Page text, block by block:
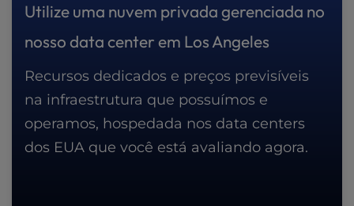
Utilize uma nuvem privada gerenciada no
nosso data center em Los Angeles
Recursos dedicados e preços previsíveis
na infraestrutura que possuímos e
operamos, hospedada nos data centers
dos EUA que você está avaliando agora.